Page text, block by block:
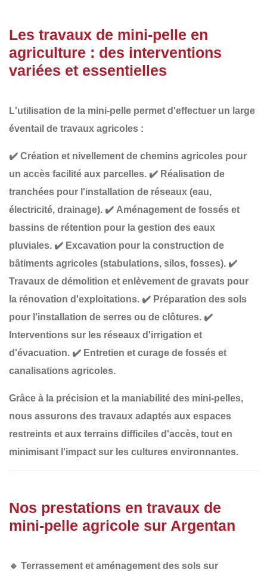
Les travaux de mini-pelle en
agriculture : des interventions
variées et essentielles
L'utilisation de la mini-pelle permet d'effectuer un large
éventail de travaux agricoles :
✔️ Création et nivellement de chemins agricoles pour
un accès facilité aux parcelles. ✔️ Réalisation de
tranchées pour l'installation de réseaux (eau,
électricité, drainage). ✔️ Aménagement de fossés et
bassins de rétention pour la gestion des eaux
pluviales. ✔️ Excavation pour la construction de
bâtiments agricoles (stabulations, silos, fosses). ✔️
Travaux de démolition et enlèvement de gravats pour
la rénovation d'exploitations. ✔️ Préparation des sols
pour l'installation de serres ou de clôtures. ✔️
Interventions sur les réseaux d'irrigation et
d'évacuation. ✔️ Entretien et curage de fossés et
canalisations agricoles.
Grâce à la précision et la maniabilité des mini-pelles,
nous assurons des travaux adaptés aux espaces
restreints et aux terrains difficiles d'accès, tout en
minimisant l'impact sur les cultures environnantes.
Nos prestations en travaux de
mini-pelle agricole sur Argentan
🔹 Terrassement et aménagement des sols sur